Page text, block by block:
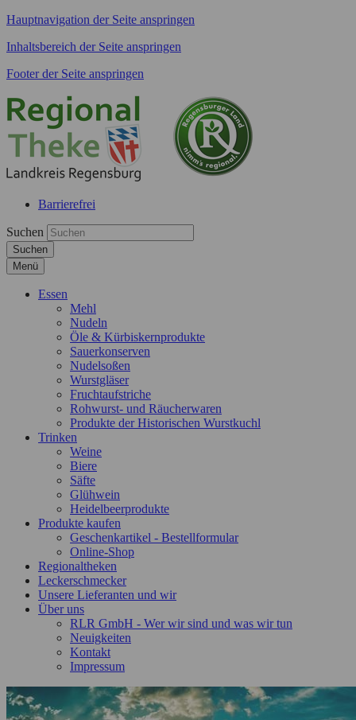
Hauptnavigation der Seite anspringen
Inhaltsbereich der Seite anspringen
Footer der Seite anspringen
Barrierefrei
Suchen
Suchen
Menü
Essen
Mehl
Nudeln
Öle & Kürbiskernprodukte
Sauerkonserven
Nudelsoßen
Wurstgläser
Fruchtaufstriche
Rohwurst- und Räucherwaren
Produkte der Historischen Wurstkuchl
Trinken
Weine
Biere
Säfte
Glühwein
Heidelbeerprodukte
Produkte kaufen
Geschenkartikel - Bestellformular
Online-Shop
Regionaltheken
Leckerschmecker
Unsere Lieferanten und wir
Über uns
RLR GmbH - Wer wir sind und was wir tun
Neuigkeiten
Kontakt
Impressum